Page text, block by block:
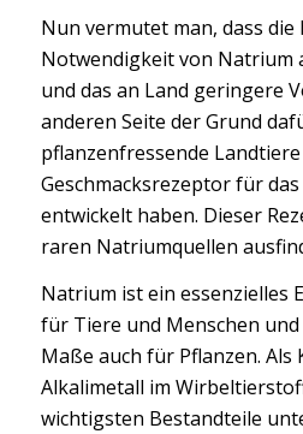
Nun vermutet man, dass
Notwendigkeit von Natrium
und das an Land geringere
anderen Seite der Grund
pflanzenfressende
Geschmacksrezeptor für
entwickelt haben. Dieser
raren Natriumquellen
Natrium ist ein essenzielles
für Tiere und Menschen
Maße auch für Pflanzen. Als
Alkalimetall im
wichtigsten Bestandteile